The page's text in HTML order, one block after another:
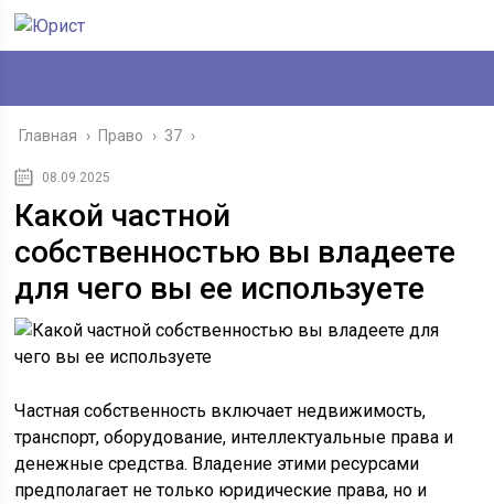
Главная › Право › 37 ›
08.09.2025
Какой частной
собственностью вы владеете
для чего вы ее используете
Частная собственность включает недвижимость,
транспорт, оборудование, интеллектуальные права и
денежные средства. Владение этими ресурсами
предполагает не только юридические права, но и